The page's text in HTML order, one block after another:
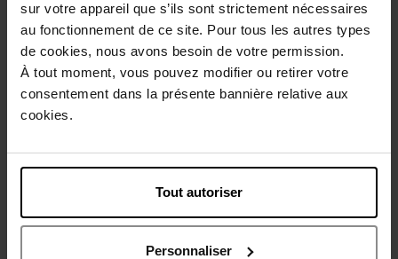
sur votre appareil que s’ils sont strictement nécessaires
au fonctionnement de ce site. Pour tous les autres types
de cookies, nous avons besoin de votre permission.
À tout moment, vous pouvez modifier ou retirer votre
consentement dans la présente bannière relative aux
cookies.
Tout autoriser
Personnaliser
Gebruiksadvies
Karakteristieken
Review Beleid inzake klantbeoordelingen